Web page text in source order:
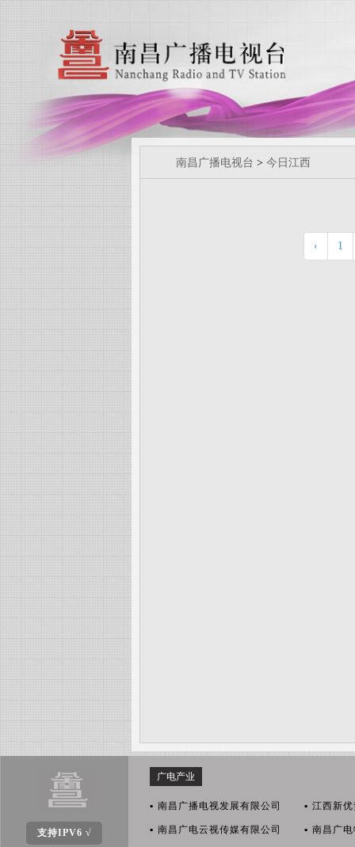
南昌广播电视台 > 今日江西
‹ 1
支持IPV6 √
广电产业
▪ 南昌广播电视发展有限公司 ▪ 江西新
▪ 南昌广电云视传媒有限公司 ▪ 南昌广